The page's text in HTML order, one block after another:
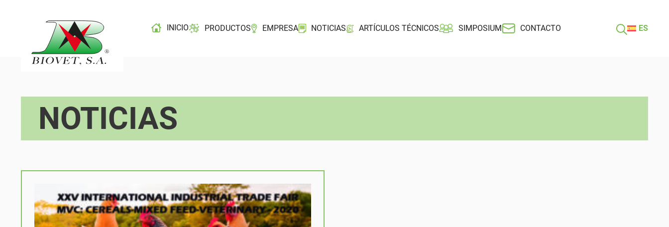
INICIO PRODUCTOS EMPRESA NOTICIAS ARTÍCULOS TÉCNICOS SIMPOSIUM CONTACTO ES
NOTICIAS